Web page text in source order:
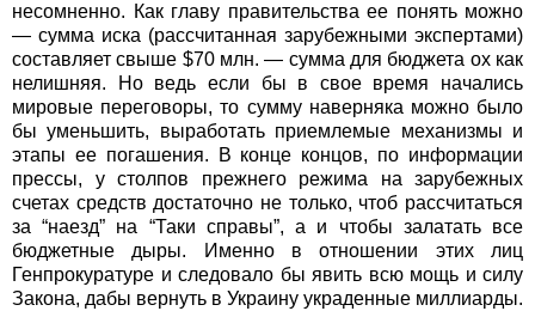
несомненно. Как главу правительства ее понять можно
— сумма иска (рассчитанная зарубежными экспертами)
составляет свыше $70 млн. — сумма для бюджета ох как
нелишняя. Но ведь если бы в свое время начались
мировые переговоры, то сумму наверняка можно было
бы уменьшить, выработать приемлемые механизмы и
этапы ее погашения. В конце концов, по информации
прессы, у столпов прежнего режима на зарубежных
счетах средств достаточно не только, чтоб рассчитаться
за “наезд” на “Таки справы”, а и чтобы залатать все
бюджетные дыры. Именно в отношении этих лиц
Генпрокуратуре и следовало бы явить всю мощь и силу
Закона, дабы вернуть в Украину украденные миллиарды.